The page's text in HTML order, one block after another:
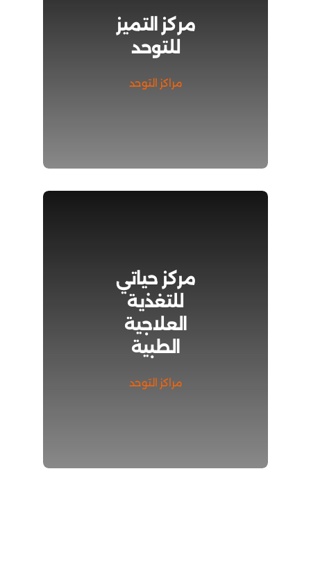
مركز التميز
للتوحد
مراكز التوحد
مركز حياتي
للتغذية
العلاجية
الطبية
مراكز التوحد